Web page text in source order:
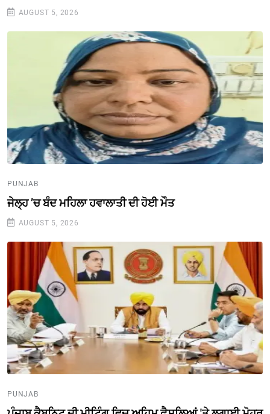
AUGUST 5, 2026
PUNJAB
ਜੇਲ੍ਹ ’ਚ ਬੰਦ ਮਹਿਲਾ ਹਵਾਲਾਤੀ ਦੀ ਹੋਈ ਮੌਤ
AUGUST 5, 2026
PUNJAB